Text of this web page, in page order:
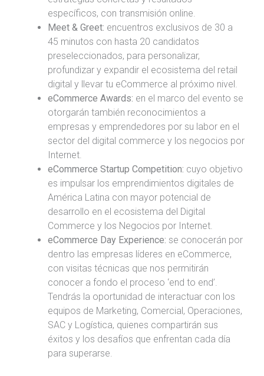
específicos, con transmisión online.
Meet & Greet: encuentros exclusivos de 30 a
45 minutos con hasta 20 candidatos
preseleccionados, para personalizar,
profundizar y expandir el ecosistema del retail
digital y llevar tu eCommerce al próximo nivel.
eCommerce Awards: en el marco del evento se
otorgarán también reconocimientos a
empresas y emprendedores por su labor en el
sector del digital commerce y los negocios por
Internet.
eCommerce Startup Competition: cuyo objetivo
es impulsar los emprendimientos digitales de
América Latina con mayor potencial de
desarrollo en el ecosistema del Digital
Commerce y los Negocios por Internet.
eCommerce Day Experience: se conocerán por
dentro las empresas líderes en eCommerce,
con visitas técnicas que nos permitirán
conocer a fondo el proceso ‘end to end’.
Tendrás la oportunidad de interactuar con los
equipos de Marketing, Comercial, Operaciones,
SAC y Logística, quienes compartirán sus
éxitos y los desafíos que enfrentan cada día
para superarse.